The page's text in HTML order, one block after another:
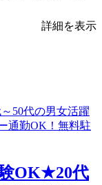
詳細を表示
OK★20代